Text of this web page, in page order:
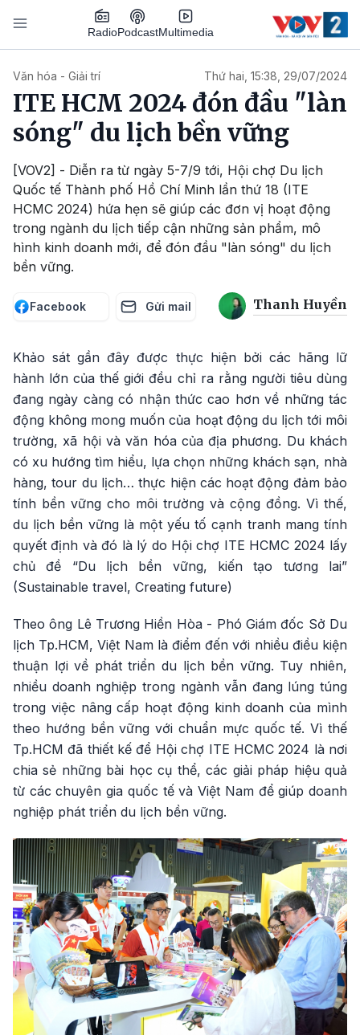
Nhảy đến nội dung
RadioPodcastMultimedia
Văn hóa - Giải trí Thứ hai, 15:38, 29/07/2024
ITE HCM 2024 đón đầu "làn
sóng" du lịch bền vững
[VOV2] - Diễn ra từ ngày 5-7/9 tới, Hội chợ Du lịch
Quốc tế Thành phố Hồ Chí Minh lần thứ 18 (ITE
HCMC 2024) hứa hẹn sẽ giúp các đơn vị hoạt động
trong ngành du lịch tiếp cận những sản phẩm, mô
hình kinh doanh mới, để đón đầu "làn sóng" du lịch
bền vững.
Facebook Gửi mail Thanh Huyền
Khảo sát gần đây được thực hiện bởi các hãng lữ
hành lớn của thế giới đều chỉ ra rằng người tiêu dùng
đang ngày càng có nhận thức cao hơn về những tác
động không mong muốn của hoạt động du lịch tới môi
trường, xã hội và văn hóa của địa phương. Du khách
có xu hướng tìm hiểu, lựa chọn những khách sạn, nhà
hàng, tour du lịch… thực hiện các hoạt động đảm bảo
tính bền vững cho môi trường và cộng đồng. Vì thế,
du lịch bền vững là một yếu tố cạnh tranh mang tính
quyết định và đó là lý do Hội chợ ITE HCMC 2024 lấy
chủ đề “Du lịch bền vững, kiến tạo tương lai”
(Sustainable travel, Creating future)
Theo ông Lê Trương Hiền Hòa - Phó Giám đốc Sở Du
lịch Tp.HCM, Việt Nam là điểm đến với nhiều điều kiện
thuận lợi về phát triển du lịch bền vững. Tuy nhiên,
nhiều doanh nghiệp trong ngành vẫn đang lúng túng
trong việc nâng cấp hoạt động kinh doanh của mình
theo hướng bền vững với chuẩn mực quốc tế. Vì thế
Tp.HCM đã thiết kế để Hội chợ ITE HCMC 2024 là nơi
chia sẻ những bài học cụ thể, các giải pháp hiệu quả
từ các chuyên gia quốc tế và Việt Nam để giúp doanh
nghiệp phát triển du lịch bền vững.